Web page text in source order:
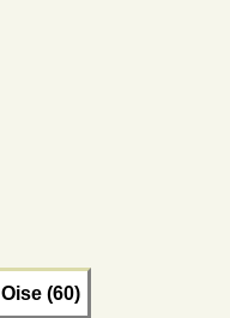
Oise (60)